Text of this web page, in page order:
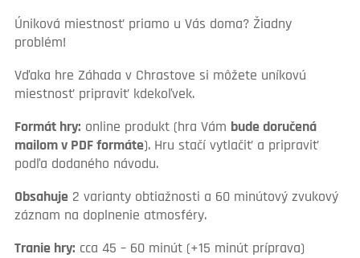
Úniková miestnosť priamo u Vás doma? Žiadny
problém!
Vďaka hre Záhada v Chrastove si môžete uníkovú
miestnosť pripraviť kdekoľvek.
Formát hry: online produkt (hra Vám bude doručená
mailom v PDF formáte). Hru stačí vytlačiť a pripraviť
podľa dodaného návodu.
Obsahuje 2 varianty obtiažnosti a 60 minútový zvukový
záznam na doplnenie atmosféry.
Tranie hry: cca 45 – 60 minút (+15 minút príprava)